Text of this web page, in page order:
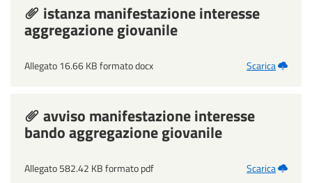
istanza manifestazione interesse
aggregazione giovanile
Allegato 16.66 KB formato docx Scarica
avviso manifestazione interesse
bando aggregazione giovanile
Allegato 582.42 KB formato pdf Scarica